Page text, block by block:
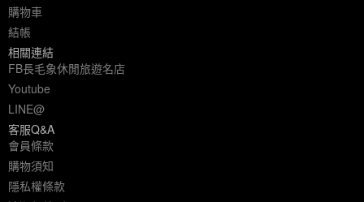
購物車
結帳
相關連結
FB長毛象休閒旅遊名店
Youtube
LINE@
客服Q&A
會員條款
購物須知
隱私權條款